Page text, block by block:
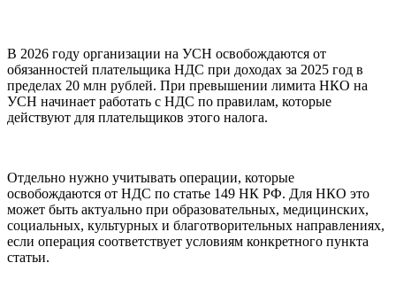
В 2026 году организации на УСН освобождаются от
обязанностей плательщика НДС при доходах за 2025 год в
пределах 20 млн рублей. При превышении лимита НКО на
УСН начинает работать с НДС по правилам, которые
действуют для плательщиков этого налога.
Отдельно нужно учитывать операции, которые
освобождаются от НДС по статье 149 НК РФ. Для НКО это
может быть актуально при образовательных, медицинских,
социальных, культурных и благотворительных направлениях,
если операция соответствует условиям конкретного пункта
статьи.